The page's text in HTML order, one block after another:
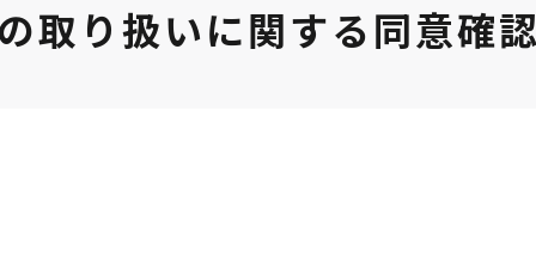
取り扱いに関する同意確